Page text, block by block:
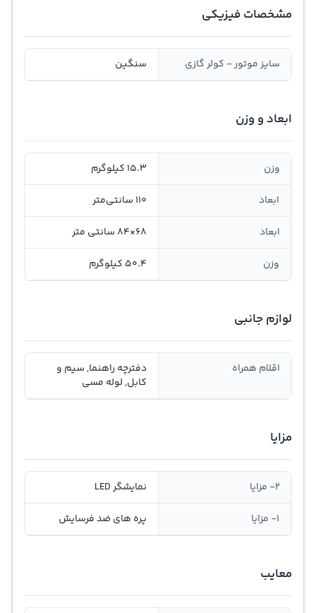
مشخصات فیزیکی
سایز موتور - کولر گازی سنگین
ابعاد و وزن
وزن 15.3 کیلوگرم
ابعاد 110 سانتی‌متر
ابعاد 68×84 سانتی متر
وزن 50.4 کیلوگرم
لوازم جانبی
اقلام همراه
دفترچه راهنما, سیم و
کابل, لوله مسی
مزایا
2- مزایا نمایشگر LED
1- مزایا پره های ضد فرسایش
معایب